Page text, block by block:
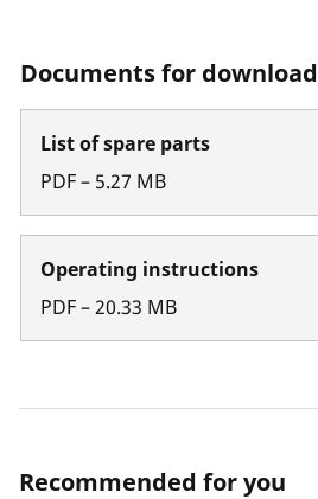
Documents for download
List of spare parts
PDF– 5.27 MB
Operating instructions
PDF–20.33 MB
Recommended for you